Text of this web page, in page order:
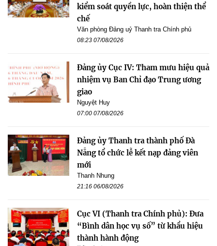
kiểm soát quyền lực, hoàn thiện thể
chế
Văn phòng Đảng uỷ Thanh tra Chính phủ
08:23 07/08/2026
Đảng ủy Cục IV: Tham mưu hiệu quả
nhiệm vụ Ban Chỉ đạo Trung ương
giao
Nguyệt Huy
07:00 07/08/2026
Đảng ủy Thanh tra thành phố Đà
Nẵng tổ chức lễ kết nạp đảng viên
mới
Thanh Nhung
21:16 06/08/2026
Cục VI (Thanh tra Chính phủ): Đưa
“Bình dân học vụ số” từ khẩu hiệu
thành hành động